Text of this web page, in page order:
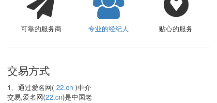
可靠的服务商 专业的经纪人 贴心的服务
交易方式
1、通过爱名网( 22.cn )中介
交易,爱名网(22.cn)是中国老